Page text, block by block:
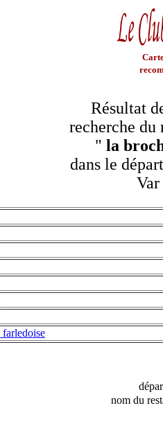
Résultat
recherche du
" la
dans le
Var
farledoise
nom du